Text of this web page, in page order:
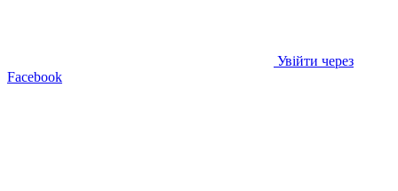
Увійти через
Facebook